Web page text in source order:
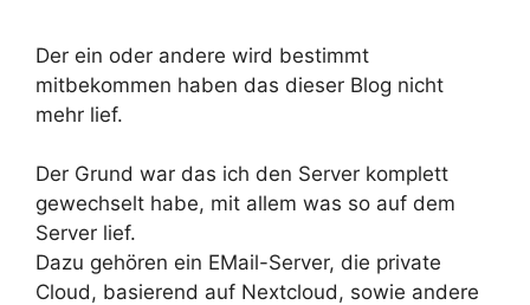
Der ein oder andere wird bestimmt
mitbekommen haben das dieser Blog nicht
mehr lief.
Der Grund war das ich den Server komplett
gewechselt habe, mit allem was so auf dem
Server lief.
Dazu gehören ein EMail-Server, die private
Cloud, basierend auf Nextcloud, sowie andere